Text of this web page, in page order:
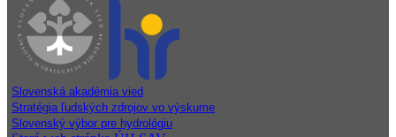
Slovenská akadémia vied
Stratégia ľudských zdrojov vo výskume
Slovenský výbor pre hydrológiu